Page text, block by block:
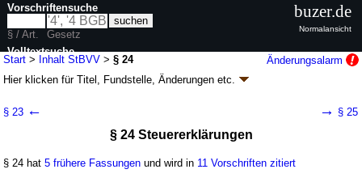
Start > Inhalt StBVV >§ 24
Änderungsalarm
Hier klicken fürTitel, Fundstelle, Änderungen etc.
(StBVV)
BGBl. I S. 1442 ; zuletzt geändert durch
Geltung ab 01.04.1982; FNA: 610-10-7Allgemeines Steuerrecht
§ 23 ← → § 25
§ 24 Steuererklärungen
§ 24 hat5 frühere Fassungen und wird in 11 Vorschriften zitiert
Vorschriftensuche
§ / Art.
Gesetz
Volltextsuche
nur in StBVV
buzer.de
Normalansicht